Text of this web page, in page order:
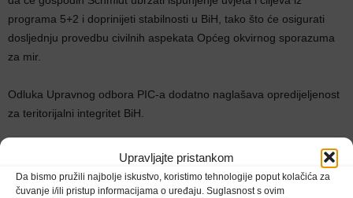
Upravljajte pristankom
Da bismo pružili najbolje iskustvo, koristimo tehnologije poput kolačića za
čuvanje i/ili pristup informacijama o uređaju. Suglasnost s ovim
programa 5+2 i doprinijeti stabilnosti u BiH, tako što će osigurati
dosljednju provedbu civilnih aspekata Općeg okvirnog sporazuma
za mir.
Odluka Upravnog odbora PIC-a dodatno naglašava opredijeljenost
za teritorijalni integritet BiH.
OHR će sada obavijestiti generalnog tajnika Ujedinjenih nacija o
odluci Upravnog odbora PIC-a.